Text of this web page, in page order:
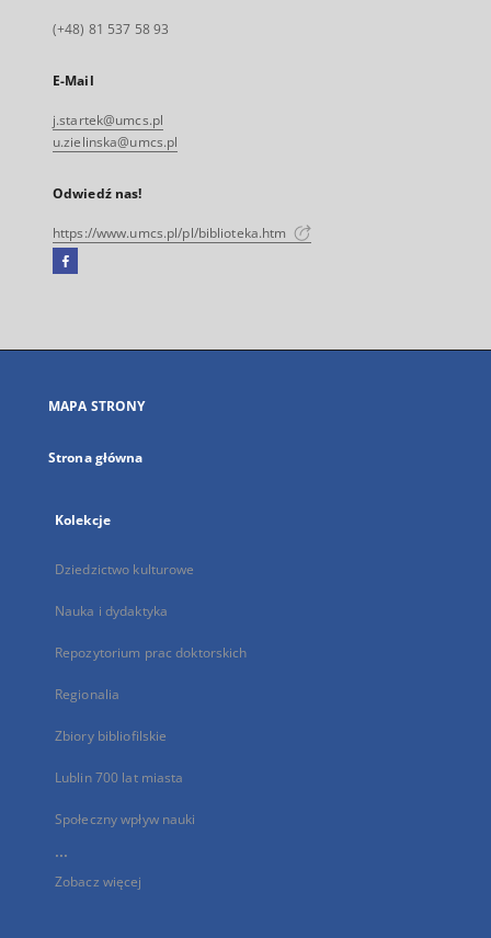
(+48) 81 537 58 93
E-Mail
j.startek@umcs.pl
u.zielinska@umcs.pl
Odwiedź nas!
https://www.umcs.pl/pl/biblioteka.htm
Facebook
się
karcie
MAPA STRONY
Strona główna
Kolekcje
Dziedzictwo kulturowe
Nauka i dydaktyka
Repozytorium prac doktorskich
Regionalia
Zbiory bibliofilskie
Lublin 700 lat miasta
Społeczny wpływ nauki
...
Zobacz więcej